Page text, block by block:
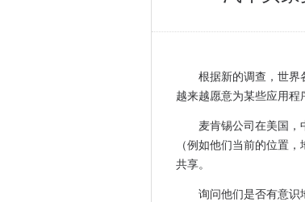
超过90％的CIOS
微软正在致力于
CIO采访：Gavin
Microsoft推荐
B4RN在东阿里
十大宽带故事
根据新的调查，世界
越来越愿意为某些应用程
麦肯锡公司在美国，
（例如他们当前的位置
共享。
询问他们是否有意识